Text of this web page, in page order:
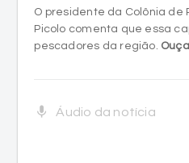
O presidente da Colônia de
Picolo comenta que essa
pescadores da região. Ouça
mic Áudio da notícia